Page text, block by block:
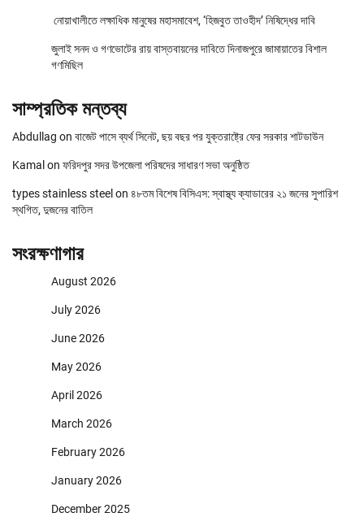
নোয়াখালীতে লক্ষাধিক মানুষের মহাসমাবেশ, ‘হিজবুত তাওহীদ’ নিষিদ্ধের দাবি
জুলাই সনদ ও গণভোটের রায় বাস্তবায়নের দাবিতে দিনাজপুরে জামায়াতের বিশাল
গণমিছিল
সাম্প্রতিক মন্তব্য
Abdullag on বাজেট পাসে ব্যর্থ সিনেট, ছয় বছর পর যুক্তরাষ্ট্রে ফের সরকার শাটডাউন
Kamal on ফরিদপুর সদর উপজেলা পরিষদের সাধারণ সভা অনুষ্ঠিত
types stainless steel on ৪৮তম বিশেষ বিসিএস: স্বাস্থ্য ক্যাডারের ২১ জনের সুপারিশ
স্থগিত, দুজনের বাতিল
সংরক্ষণাগার
August 2026
July 2026
June 2026
May 2026
April 2026
March 2026
February 2026
January 2026
December 2025